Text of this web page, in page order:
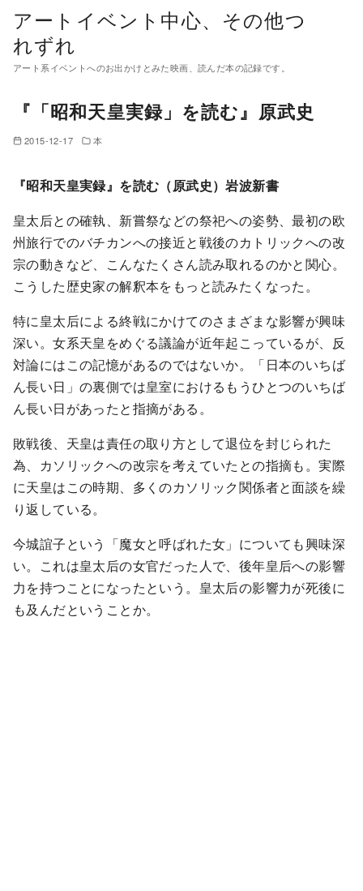
アートイベント中心、その他つ
れずれ
アート系イベントへのお出かけとみた映画、読んだ本の記録です。
『「昭和天皇実録」を読む』原武史
2015-12-17 本
『昭和天皇実録』を読む（原武史）岩波新書
皇太后との確執、新嘗祭などの祭祀への姿勢、最初の欧
州旅行でのバチカンへの接近と戦後のカトリックへの改
宗の動きなど、こんなたくさん読み取れるのかと関心。
こうした歴史家の解釈本をもっと読みたくなった。
特に皇太后による終戦にかけてのさまざまな影響が興味
深い。女系天皇をめぐる議論が近年起こっているが、反
対論にはこの記憶があるのではないか。「日本のいちば
ん長い日」の裏側では皇室におけるもうひとつのいちば
ん長い日があったと指摘がある。
敗戦後、天皇は責任の取り方として退位を封じられた
為、カソリックへの改宗を考えていたとの指摘も。実際
に天皇はこの時期、多くのカソリック関係者と面談を繰
り返している。
今城誼子という「魔女と呼ばれた女」についても興味深
い。これは皇太后の女官だった人で、後年皇后への影響
力を持つことになったという。皇太后の影響力が死後に
も及んだということか。